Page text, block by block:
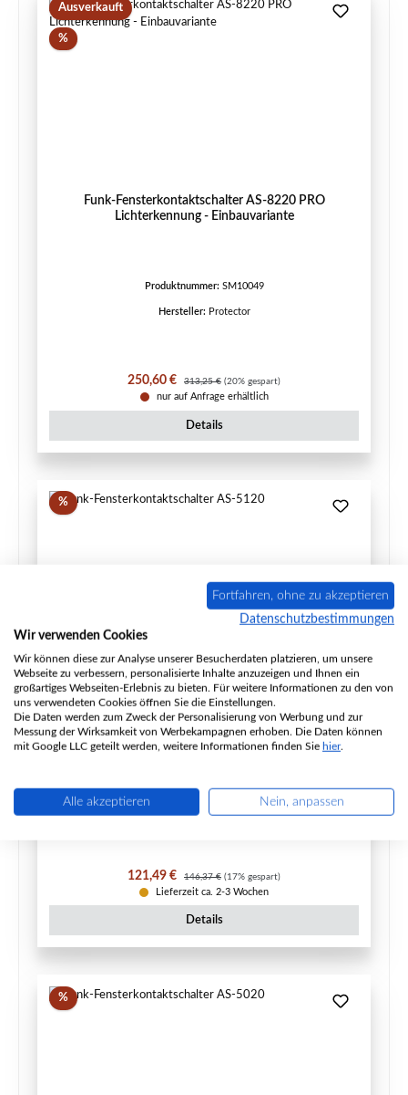
Ausverkauft
%Rabatt
Funk-Fensterkontaktschalter AS-8220 PRO
Lichterkennung - Einbauvariante
Produktnummer: SM10049
Hersteller: Protector
Verkaufspreis:
250,60 € Regulärer Preis:
313,25 € (20% gespart)
nur auf Anfrage erhältlich
Details
%Rabatt
Funk-Fensterkontaktschalter AS-5120
Verkaufspreis:
121,49 € Regulärer Preis:
146,37 € (17% gespart)
Lieferzeit ca. 2-3 Wochen
Details
%Rabatt
Fortfahren, ohne zu akzeptieren
Datenschutzbestimmungen
Wir verwenden Cookies
Wir können diese zur Analyse unserer Besucherdaten platzieren, um unsere
Webseite zu verbessern, personalisierte Inhalte anzuzeigen und Ihnen ein
großartiges Webseiten-Erlebnis zu bieten. Für weitere Informationen zu den von
uns verwendeten Cookies öffnen Sie die Einstellungen.
Die Daten werden zum Zweck der Personalisierung von Werbung und zur
Messung der Wirksamkeit von Werbekampagnen erhoben. Die Daten können
mit Google LLC geteilt werden, weitere Informationen finden Sie hier.
Alle akzeptieren Nein, anpassen